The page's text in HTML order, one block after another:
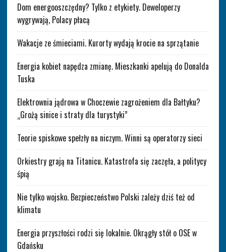
Dom energooszczędny? Tylko z etykiety. Deweloperzy
wygrywają, Polacy płacą
Wakacje ze śmieciami. Kurorty wydają krocie na sprzątanie
Energia kobiet napędza zmianę. Mieszkanki apelują do Donalda
Tuska
Elektrownia jądrowa w Choczewie zagrożeniem dla Bałtyku?
„Grożą sinice i straty dla turystyki”
Teorie spiskowe spełzły na niczym. Winni są operatorzy sieci
Orkiestry grają na Titanicu. Katastrofa się zaczęła, a politycy
śpią
Nie tylko wojsko. Bezpieczeństwo Polski zależy dziś też od
klimatu
Energia przyszłości rodzi się lokalnie. Okrągły stół o OSE w
Gdańsku